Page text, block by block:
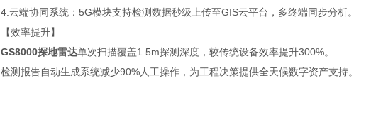
4.云端协同系统：5G模块支持检测数据秒级上传至GIS云平台，多终端同步分析。
【效率提升】
GS8000探地雷达单次扫描覆盖1.5m探测深度，较传统设备效率提升300%。
检测报告自动生成系统减少90%人工操作，为工程决策提供全天候数字资产支持。